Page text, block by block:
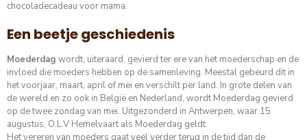
chocoladecadeau voor mama.
Een beetje geschiedenis
Moederdag wordt, uiteraard, gevierd ter ere van het moederschap en de
invloed die moeders hebben op de samenleving. Meestal gebeurd dit in
het voorjaar, maart, april of mei en verschilt per land. In grote delen van
de wereld en zo ook in België en Nederland, wordt Moederdag gevierd
op de twee zondag van mei. Uitgezonderd in Antwerpen, waar 15
augustus, O.L.V Hemelvaart als Moederdag geldt.